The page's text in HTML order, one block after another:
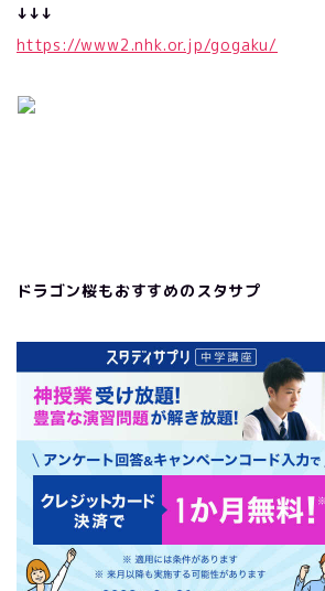
↓↓↓
https://www2.nhk.or.jp/gogaku/
ドラゴン桜もおすすめのスタサプ